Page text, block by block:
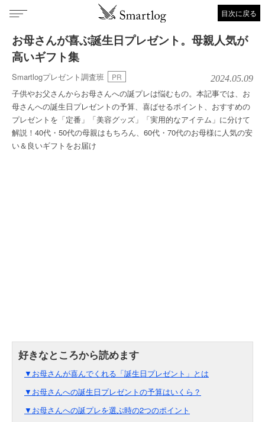
目次に戻る
お母さんが喜ぶ誕生日プレゼント。母親人気が
高いギフト集
Smartlogプレゼント調査班 PR 2024.05.09
子供やお父さんからお母さんへの誕プレは悩むもの。本記事では、お
母さんへの誕生日プレゼントの予算、喜ばせるポイント、おすすめの
プレゼントを「定番」「美容グッズ」「実用的なアイテム」に分けて
解説！40代・50代の母親はもちろん、60代・70代のお母様に人気の安
い＆良いギフトをお届け
▼お母さんが喜んでくれる「誕生日プレゼント」とは
▼お母さんへの誕生日プレゼントの予算はいくら？
▼お母さんへの誕プレを選ぶ時の2つのポイント